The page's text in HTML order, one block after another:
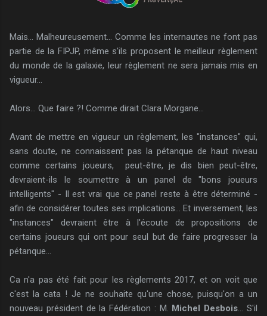
Mais... Malheureusement... Comme les internautes ne font pas
partie de la FIPJP, même s'ils proposent le meilleur règlement
du monde de la galaxie, leur règlement ne sera jamais mis en
vigueur...
Alors... Que faire ?! Comme dirait Clara Morgane...
Avant de mettre en vigueur un règlement, les "instances" qui,
sans doute, ne connaissent pas la pétanque de haut niveau
comme certains joueurs, peut-être, je dis bien peut-être,
devraient-ils le soumettre à un panel de "bons joueurs
intelligents" - Il est vrai que ce panel reste à être déterminé -
afin de considérer toutes ses implications... Et inversement, les
"instances" devraient être à l'écoute de propositions de
certains joueurs qui ont pour seul but de faire progresser la
pétanque...
Ca n'a pas été fait pour les règlements 2017, et on voit que
c'est la cata ! Je ne souhaite qu'une chose, puisqu'on a un
nouveau président de la Fédération : M. Michel Desbois ... S'il